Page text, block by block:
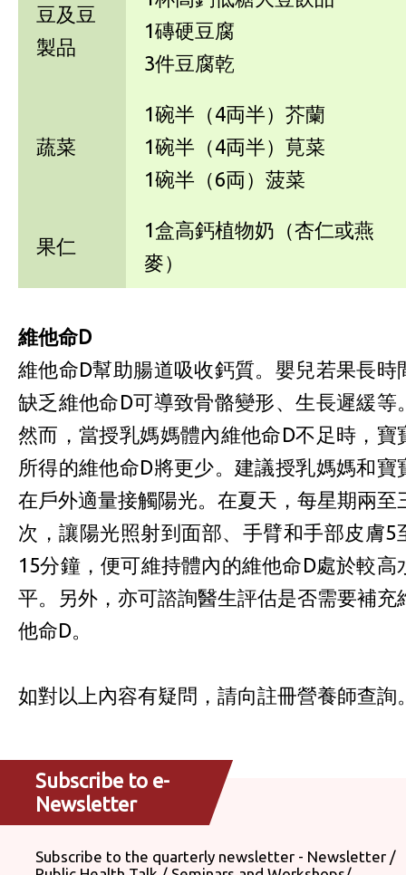
豆及豆
製品
1磚硬豆腐
3件豆腐乾
蔬菜
1碗半（4両半）芥蘭
1碗半（4両半）莧菜
1碗半（6両）菠菜
果仁
1盒高鈣植物奶（杏仁或燕
麥）
維他命D
維他命D幫助腸道吸收鈣質。嬰兒若果長時
缺乏維他命D可導致骨骼變形、生長遲緩等
然而，當授乳媽媽體內維他命D不足時，寶
所得的維他命D將更少。建議授乳媽媽和寶
在戶外適量接觸陽光。在夏天，每星期兩至
次，讓陽光照射到面部、手臂和手部皮膚5
15分鐘，便可維持體內的維他命D處於較高
平。另外，亦可諮詢醫生評估是否需要補充
他命D。
如對以上內容有疑問，請向註冊營養師查詢
Subscribe to e-
Newsletter
Subscribe to the quarterly newsletter - Newsletter /